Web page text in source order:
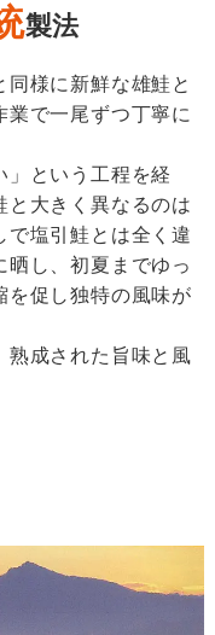
製法
様に新鮮な雄鮭と
で一尾ずつ丁寧に
という工程を経
と大きく異なるのは
で塩引鮭とは全く違
晒し、初夏までゆっ
を促し独特の風味が
成された旨味と風